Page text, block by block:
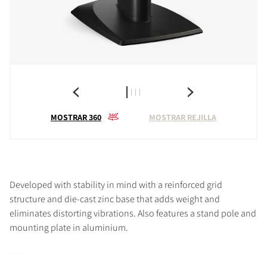
MOSTRAR 360 MOSTRAR REJILLA
Developed with stability in mind with a reinforced grid
structure and die-cast zinc base that adds weight and
eliminates distorting vibrations. Also features a stand pole and
mounting plate in aluminium.